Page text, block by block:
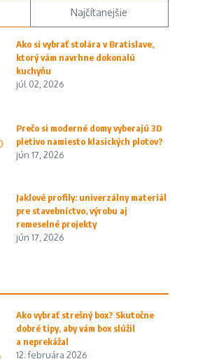
Najčítanejšie
Ako si vybrať stolára v Bratislave,
ktorý vám navrhne dokonalú
kuchyňu
júl 02, 2026
Prečo si moderné domy vyberajú 3D
pletivo namiesto klasických plotov?
jún 17, 2026
Jaklové profily: univerzálny materiál
pre stavebníctvo, výrobu aj
remeselné projekty
jún 17, 2026
Ako vybrať strešný box? Skutočne
dobré tipy, aby vám box slúžil
a neprekážal
12. februára 2026